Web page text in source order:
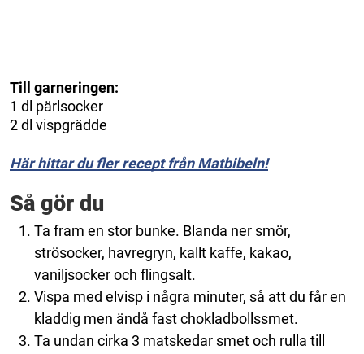
Till garneringen:
1 dl pärlsocker
2 dl vispgrädde
Här hittar du fler recept från Matbibeln!
Så gör du
Ta fram en stor bunke. Blanda ner smör,
strösocker, havregryn, kallt kaffe, kakao,
vaniljsocker och flingsalt.
Vispa med elvisp i några minuter, så att du får en
kladdig men ändå fast chokladbollssmet.
Ta undan cirka 3 matskedar smet och rulla till